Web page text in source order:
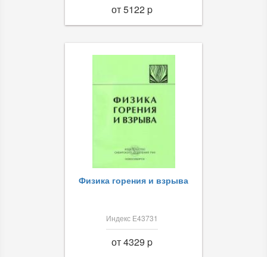
от 5122 p
Физика горения и взрыва
Индекс Е43731
от 4329 p